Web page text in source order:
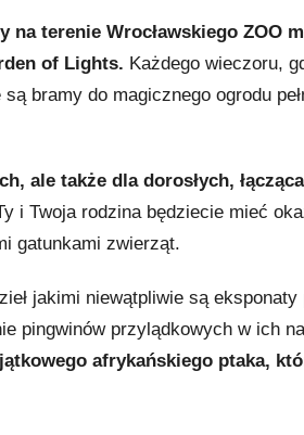
na terenie Wrocławskiego ZOO
of Lights. Każdego wieczoru,
bramy do magicznego ogrodu
ale także dla dorosłych,
i Twoja rodzina będziecie mieć
gatunkami zwierząt.
jakimi niewątpliwie są
pingwinów przylądkowych w ich
afrykańskiego ptaka,